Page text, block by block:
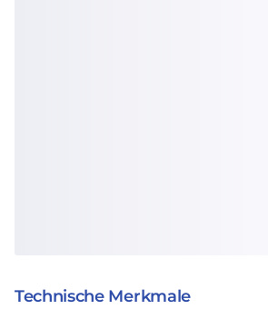
Technische Merkmale